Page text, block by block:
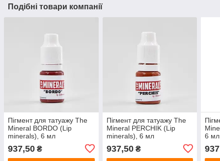
Подібні товари компанії
Пігмент для татуажу The
Mineral BORDO (Lip
minerals), 6 мл
937,50 ₴
Пігмент для татуажу The
Mineral PERCHIK (Lip
minerals), 6 мл
937,50₴
6 мл